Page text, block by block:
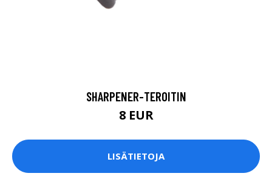
SHARPENER-TEROITIN
8 EUR
LISÄTIETOJA